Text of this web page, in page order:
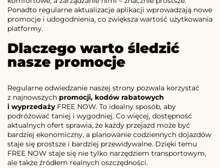
Ponadto regularne aktualizacje aplikacji wprowadzają nowe
promocje i udogodnienia, co zwiększa wartość użytkowania
platformy.
Dlaczego warto śledzić
nasze promocje
Regularne odwiedzanie naszej strony pozwala korzystać
z najnowszych promocji, kodów rabatowych
i wyprzedażyFREE NOW. To idealny sposób, aby
podróżować taniej i wygodniej. Co więcej, dostępność
aktualnych ofert sprawia, że każdy przejazd może być
bardziej ekonomiczny, a planowanie codziennych dojazdów
staje się prostsze i bardziej przewidywalne. Dzięki temu
FREE NOW staje się nie tylko narzędziem transportowym,
ale także źródłem realnych oszczędności.